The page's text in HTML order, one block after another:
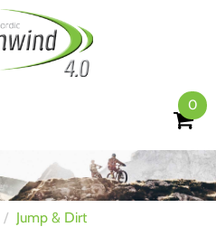
0
Jump & Dirt